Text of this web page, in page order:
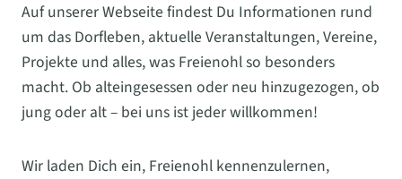
Auf unserer Webseite findest Du Informationen rund
um das Dorfleben, aktuelle Veranstaltungen, Vereine,
Projekte und alles, was Freienohl so besonders
macht. Ob alteingesessen oder neu hinzugezogen, ob
jung oder alt – bei uns ist jeder willkommen!
Wir laden Dich ein, Freienohl kennenzulernen,